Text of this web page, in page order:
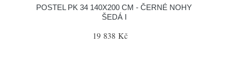
POSTEL PK 34 140X200 CM - ČERNÉ NOHY
ŠEDÁ I
19 838 Kč